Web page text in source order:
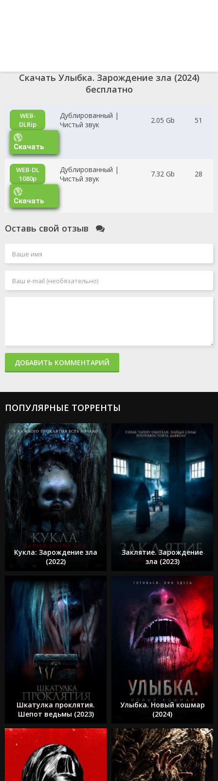
Скачать Улыбка. Зарождение зла (2024)
бесплатно
WEB-
DLRip
Дублированный |
Чистьй звук
2.05 Gb 51
Скачать
WEB-DL
1080p
Дублированный |
Чистьй звук
7.32 Gb 28
Скачать
Оставь свой отзыв
ДОБАВИТЬ КОММЕНТАРИЙ
ПОПУЛЯРНЫЕ ТОРРЕНТЫ
Кукла: Зарождение зла
(2022)
Заклятие. Зарождение
зла (2023)
Шкатулка проклятия.
Шепот ведьмы (2023)
Улыбка. Новый кошмар
(2024)